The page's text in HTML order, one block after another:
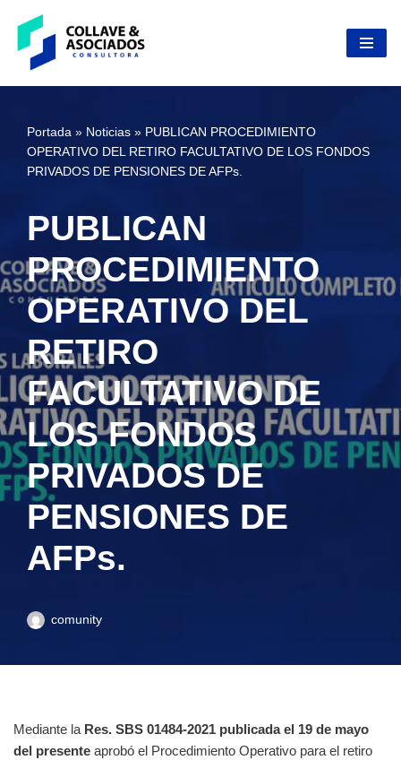
Skip
content
Portada » Noticias » PUBLICAN PROCEDIMIENTO
OPERATIVO DEL RETIRO FACULTATIVO DE LOS FONDOS
PRIVADOS DE PENSIONES DE AFPs.
PUBLICAN
PROCEDIMIENTO
OPERATIVO DEL
RETIRO
FACULTATIVO DE
LOS FONDOS
PRIVADOS DE
PENSIONES DE
AFPs.
comunity
Mediante la Res. SBS 01484-2021 publicada el 19 de mayo
del presente aprobó el Procedimiento Operativo para el retiro